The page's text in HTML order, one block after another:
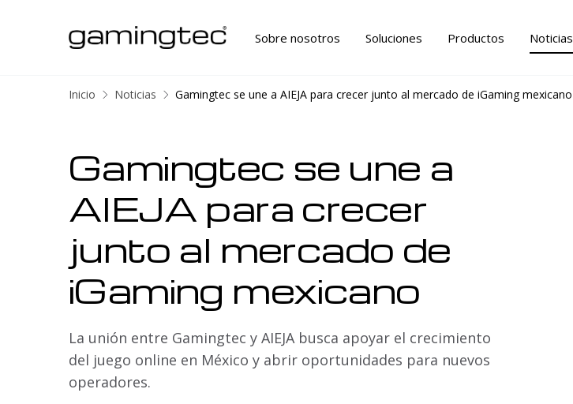
Sobre nosotros Soluciones Productos Noticias
Inicio Noticias Gamingtec se une a AIEJA para crecer junto al mercado de iGaming mexicano
Gamingtec se une a
AIEJA para crecer
junto al mercado de
iGaming mexicano
La unión entre Gamingtec y AIEJA busca apoyar el crecimiento
del juego online en México y abrir oportunidades para nuevos
operadores.